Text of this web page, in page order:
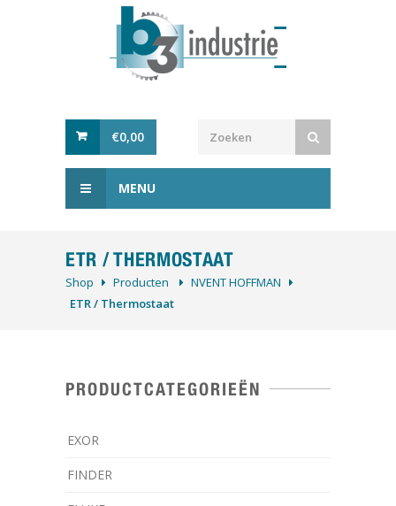
€0,00
MENU
ETR / THERMOSTAAT
Shop Producten
NVENT HOFFMAN
ETR / Thermostaat
PRODUCTCATEGORIEËN
EXOR
FINDER